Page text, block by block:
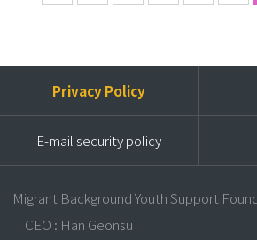
Privacy Policy
E-mail security policy
Migrant Background Youth Support
CEO : Han Geonsu